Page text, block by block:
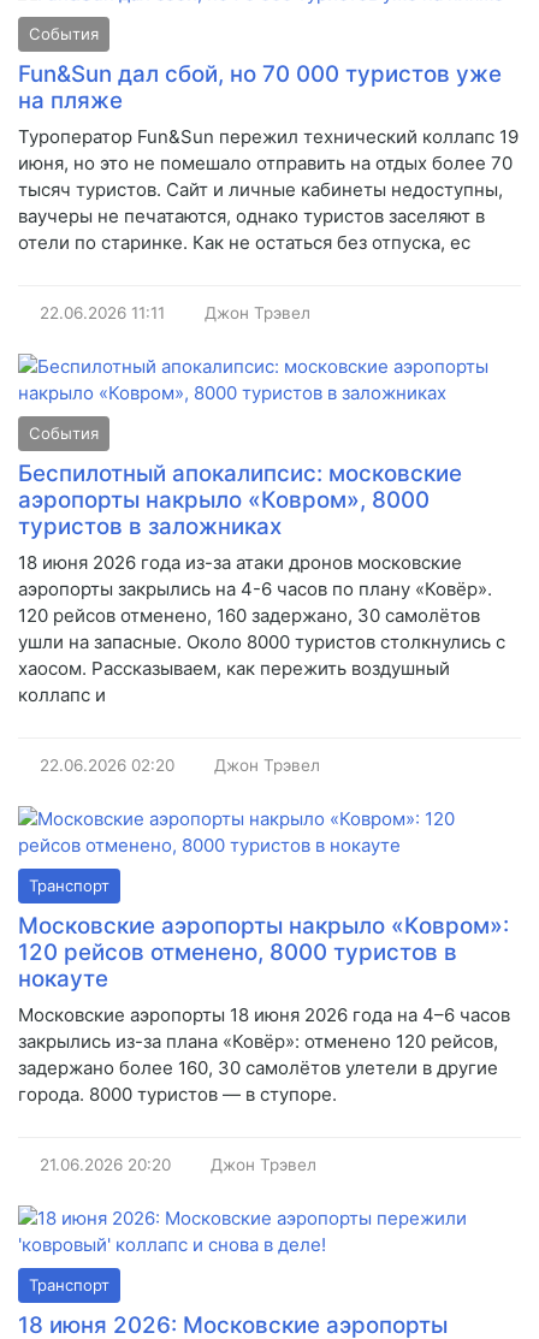
События
Fun&Sun дал сбой, но 70 000 туристов уже
на пляже
Туроператор Fun&Sun пережил технический коллапс 19
июня, но это не помешало отправить на отдых более 70
тысяч туристов. Сайт и личные кабинеты недоступны,
ваучеры не печатаются, однако туристов заселяют в
отели по старинке. Как не остаться без отпуска, ес
22.06.2026 11:11 Джон Трэвел
События
Беспилотный апокалипсис: московские
аэропорты накрыло «Ковром», 8000
туристов в заложниках
18 июня 2026 года из-за атаки дронов московские
аэропорты закрылись на 4-6 часов по плану «Ковёр».
120 рейсов отменено, 160 задержано, 30 самолётов
ушли на запасные. Около 8000 туристов столкнулись с
хаосом. Рассказываем, как пережить воздушный
коллапс и
22.06.2026 02:20 Джон Трэвел
Транспорт
Московские аэропорты накрыло «Ковром»:
120 рейсов отменено, 8000 туристов в
нокауте
Московские аэропорты 18 июня 2026 года на 4–6 часов
закрылись из-за плана «Ковёр»: отменено 120 рейсов,
задержано более 160, 30 самолётов улетели в другие
города. 8000 туристов — в ступоре.
21.06.2026 20:20 Джон Трэвел
Транспорт
18 июня 2026: Московские аэропорты